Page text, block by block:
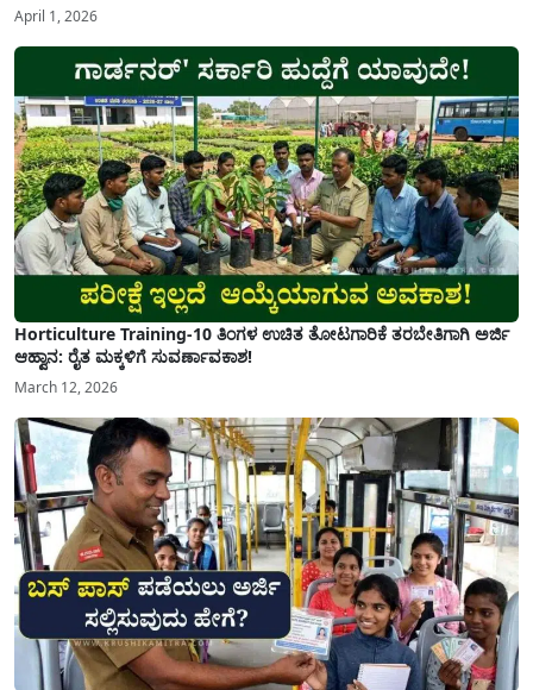
April 1, 2026
Horticulture Training-10 ತಿಂಗಳ ಉಚಿತ ತೋಟಗಾರಿಕೆ ತರಬೇತಿಗಾಗಿ ಅರ್ಜಿ
ಆಹ್ವಾನ: ರೈತ ಮಕ್ಕಳಿಗೆ ಸುವರ್ಣಾವಕಾಶ!
March 12, 2026